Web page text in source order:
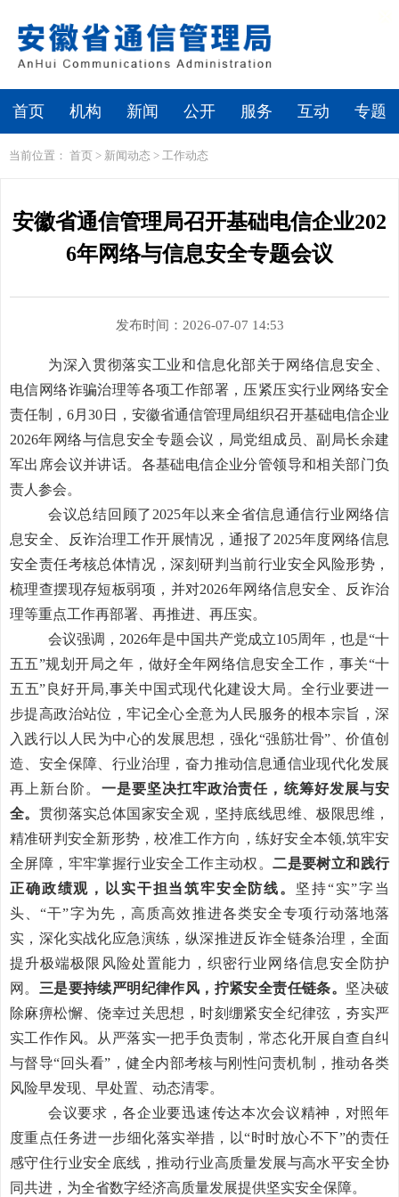
首页 机构 新闻 公开 服务 互动 专题
当前位置： 首页 > 新闻动态 > 工作动态
安徽省通信管理局召开基础电信企业202
6年网络与信息安全专题会议
发布时间：2026-07-07 14:53
为深入贯彻落实工业和信息化部关于网络信息安全、
电信网络诈骗治理等各项工作部署，压紧压实行业网络安全
责任制，6月30日，安徽省通信管理局组织召开基础电信企业
2026年网络与信息安全专题会议，局党组成员、副局长余建
军出席会议并讲话。各基础电信企业分管领导和相关部门负
责人参会。
会议总结回顾了2025年以来全省信息通信行业网络信
息安全、反诈治理工作开展情况，通报了2025年度网络信息
安全责任考核总体情况，深刻研判当前行业安全风险形势，
梳理查摆现存短板弱项，并对2026年网络信息安全、反诈治
理等重点工作再部署、再推进、再压实。
会议强调，2026年是中国共产党成立105周年，也是“十
五五”规划开局之年，做好全年网络信息安全工作，事关“十
五五”良好开局,事关中国式现代化建设大局。全行业要进一
步提高政治站位，牢记全心全意为人民服务的根本宗旨，深
入践行以人民为中心的发展思想，强化“强筋壮骨”、价值创
造、安全保障、行业治理，奋力推动信息通信业现代化发展
再上新台阶。 一是要坚决扛牢政治责任，统筹好发展与安
全。 贯彻落实总体国家安全观，坚持底线思维、极限思维，
精准研判安全新形势，校准工作方向，练好安全本领,筑牢安
全屏障，牢牢掌握行业安全工作主动权。二是要树立和践行
正确政绩观，以实干担当筑牢安全防线。 坚持“实”字当
头、“干”字为先，高质高效推进各类安全专项行动落地落
实，深化实战化应急演练，纵深推进反诈全链条治理，全面
提升极端极限风险处置能力，织密行业网络信息安全防护
网。 三是要持续严明纪律作风，拧紧安全责任链条。 坚决破
除麻痹松懈、侥幸过关思想，时刻 绷紧安全纪律弦，夯实严
实工作作风。从严落实一把手负责制， 常态化开展自查自纠
与督导“回头看”，健全内部考核与刚性问责机制，推动各类
风险早发现、早处置、动态清零。
会议要求，各企业要迅速传达本次会议精神，对照年
度重点任务进一步细化落实举措，以“时时放心不下”的责任
感守住行业安全底线，推动行业高质量发展与高水平安全协
同共进，为全省数字经济高质量发展提供坚实安全保障。